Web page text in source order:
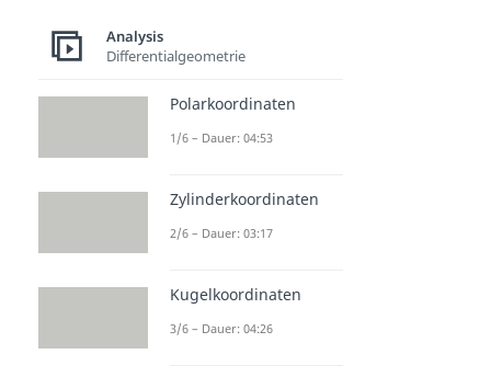
Analysis
Differentialgeometrie
Polarkoordinaten
1/6 – Dauer: 04:53
Zylinderkoordinaten
2/6 – Dauer: 03:17
Kugelkoordinaten
3/6 – Dauer: 04:26